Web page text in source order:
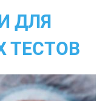
ДЛЯ
ТЕСТОВ